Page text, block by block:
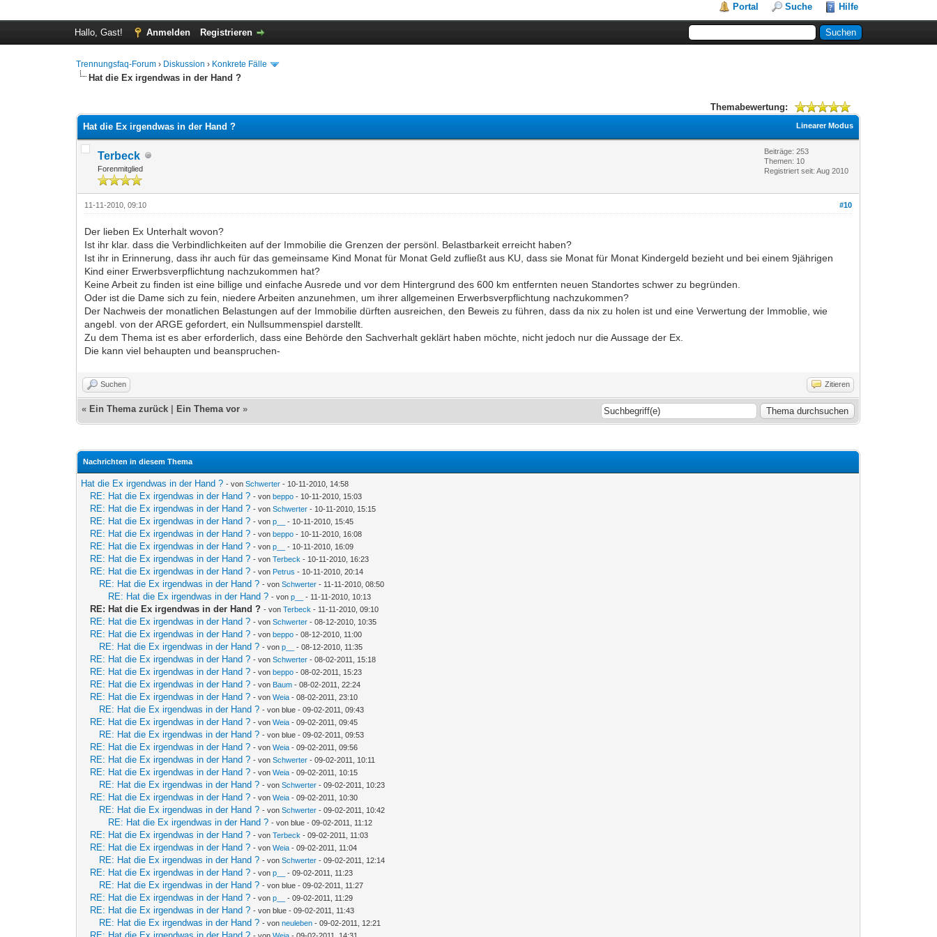
Portal Suche Hilfe
Hallo, Gast! Anmelden Registrieren
Trennungsfaq-Forum › Diskussion › Konkrete Fälle
Hat die Ex irgendwas in der Hand ?
Themabewertung:
Linearer Modus
Hat die Ex irgendwas in der Hand ?
Terbeck
Forenmitglied
Beiträge: 253
Themen: 10
Registriert seit: Aug 2010
#10
11-11-2010, 09:10
Der lieben Ex Unterhalt wovon?
Ist ihr klar. dass die Verbindlichkeiten auf der Immobilie die Grenzen der persönl. Belastbarkeit erreicht haben?
Ist ihr in Erinnerung, dass ihr auch für das gemeinsame Kind Monat für Monat Geld zufließt aus KU, dass sie Monat für Monat Kindergeld bezieht und bei einem 9jährigen
Kind einer Erwerbsverpflichtung nachzukommen hat?
Keine Arbeit zu finden ist eine billige und einfache Ausrede und vor dem Hintergrund des 600 km entfernten neuen Standortes schwer zu begründen.
Oder ist die Dame sich zu fein, niedere Arbeiten anzunehmen, um ihrer allgemeinen Erwerbsverpflichtung nachzukommen?
Der Nachweis der monatlichen Belastungen auf der Immobilie dürften ausreichen, den Beweis zu führen, dass da nix zu holen ist und eine Verwertung der Immoblie, wie
angebl. von der ARGE gefordert, ein Nullsummenspiel darstellt.
Zu dem Thema ist es aber erforderlich, dass eine Behörde den Sachverhalt geklärt haben möchte, nicht jedoch nur die Aussage der Ex.
Die kann viel behaupten und beanspruchen-
Suchen Zitieren
« Ein Thema zurück Ein Thema vor »
Nachrichten in diesem Thema
Hat die Ex irgendwas in der Hand ? - vonSchwerter - 10-11-2010, 14:58
RE: Hat die Ex irgendwas in der Hand ? - vonbeppo - 10-11-2010, 15:03
RE: Hat die Ex irgendwas in der Hand ? - vonSchwerter - 10-11-2010, 15:15
RE: Hat die Ex irgendwas in der Hand ? - vonp__ - 10-11-2010, 15:45
RE: Hat die Ex irgendwas in der Hand ? - vonbeppo - 10-11-2010, 16:08
RE: Hat die Ex irgendwas in der Hand ? - vonp__ - 10-11-2010, 16:09
RE: Hat die Ex irgendwas in der Hand ? - vonTerbeck - 10-11-2010, 16:23
RE: Hat die Ex irgendwas in der Hand ? - von Petrus - 10-11-2010, 20:14
RE: Hat die Ex irgendwas in der Hand ? - vonSchwerter - 11-11-2010, 08:50
RE: Hat die Ex irgendwas in der Hand ? - vonp__ - 11-11-2010, 10:13
RE: Hat die Ex irgendwas in der Hand ? - vonTerbeck - 11-11-2010, 09:10
RE: Hat die Ex irgendwas in der Hand ? - vonSchwerter - 08-12-2010, 10:35
RE: Hat die Ex irgendwas in der Hand ? - vonbeppo - 08-12-2010, 11:00
RE: Hat die Ex irgendwas in der Hand ? - vonp__ - 08-12-2010, 11:35
RE: Hat die Ex irgendwas in der Hand ? - vonSchwerter - 08-02-2011, 15:18
RE: Hat die Ex irgendwas in der Hand ? - vonbeppo - 08-02-2011, 15:23
RE: Hat die Ex irgendwas in der Hand ? - von Baum - 08-02-2011, 22:24
RE: Hat die Ex irgendwas in der Hand ? - vonWeia - 08-02-2011, 23:10
RE: Hat die Ex irgendwas in der Hand ? - von blue - 09-02-2011, 09:43
RE: Hat die Ex irgendwas in der Hand ? - vonWeia - 09-02-2011, 09:45
RE: Hat die Ex irgendwas in der Hand ? - von blue - 09-02-2011, 09:53
RE: Hat die Ex irgendwas in der Hand ? - vonWeia - 09-02-2011, 09:56
RE: Hat die Ex irgendwas in der Hand ? - vonSchwerter - 09-02-2011, 10:11
RE: Hat die Ex irgendwas in der Hand ? - vonWeia - 09-02-2011, 10:15
RE: Hat die Ex irgendwas in der Hand ? - vonSchwerter - 09-02-2011, 10:23
RE: Hat die Ex irgendwas in der Hand ? - vonWeia - 09-02-2011, 10:30
RE: Hat die Ex irgendwas in der Hand ? - vonSchwerter - 09-02-2011, 10:42
RE: Hat die Ex irgendwas in der Hand ? - von blue - 09-02-2011, 11:12
RE: Hat die Ex irgendwas in der Hand ? - vonTerbeck - 09-02-2011, 11:03
RE: Hat die Ex irgendwas in der Hand ? - vonWeia - 09-02-2011, 11:04
RE: Hat die Ex irgendwas in der Hand ? - vonSchwerter - 09-02-2011, 12:14
RE: Hat die Ex irgendwas in der Hand ? - vonp__ - 09-02-2011, 11:23
RE: Hat die Ex irgendwas in der Hand ? - von blue - 09-02-2011, 11:27
RE: Hat die Ex irgendwas in der Hand ? - vonp__ - 09-02-2011, 11:29
RE: Hat die Ex irgendwas in der Hand ? - von blue - 09-02-2011, 11:43
RE: Hat die Ex irgendwas in der Hand ? - vonneuleben - 09-02-2011, 12:21